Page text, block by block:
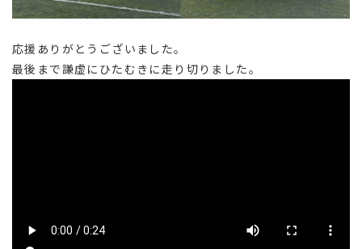
応援ありがとうございました。
最後まで謙虚にひたむきに走り切りました。